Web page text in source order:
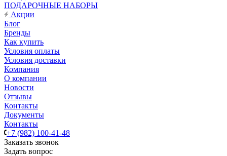
ПОДАРОЧНЫЕ НАБОРЫ
Акции
Блог
Бренды
Как купить
Условия оплаты
Условия доставки
Компания
О компании
Новости
Отзывы
Контакты
Документы
Контакты
+7 (982) 100-41-48
Заказать звонок
Задать вопрос